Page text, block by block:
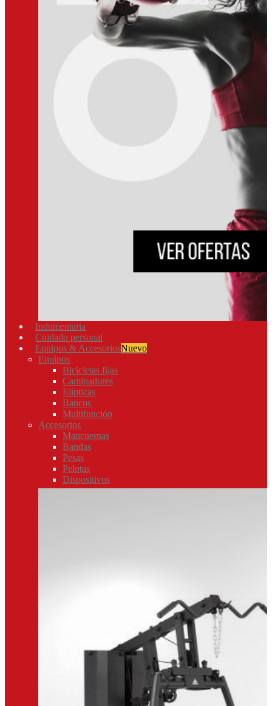
Indumentaria
Cuidado personal
Equipos & AccesoriosNuevo
Equipos
Bicicletas fijas
Caminadores
Elípticas
Bancos
Multifunción
Accesorios
Mancuernas
Bandas
Pesas
Pelotas
Dispositivos